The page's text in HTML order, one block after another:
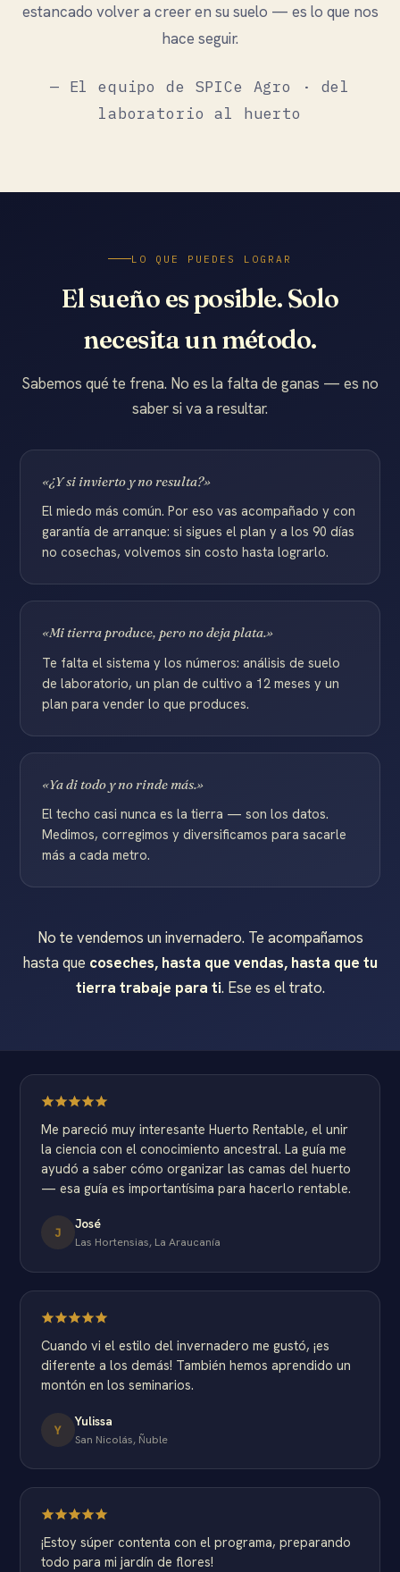
estancado volver a creer en su suelo — es lo que nos
hace seguir.
— El equipo de SPICe Agro · del
laboratorio al huerto
LO QUE PUEDES LOGRAR
El sueño es posible. Solo
necesita un método.
Sabemos qué te frena. No es la falta de ganas — es no
saber si va a resultar.
«¿Y si invierto y no resulta?»
El miedo más común. Por eso vas acompañado y con
garantía de arranque: si sigues el plan y a los 90 días
no cosechas, volvemos sin costo hasta lograrlo.
«Mi tierra produce, pero no deja plata.»
Te falta el sistema y los números: análisis de suelo
de laboratorio, un plan de cultivo a 12 meses y un
plan para vender lo que produces.
«Ya di todo y no rinde más.»
El techo casi nunca es la tierra — son los datos.
Medimos, corregimos y diversificamos para sacarle
más a cada metro.
No te vendemos un invernadero. Te acompañamos
hasta que coseches, hasta que vendas, hasta que tu
tierra trabaje para ti. Ese es el trato.
Me pareció muy interesante Huerto Rentable, el unir
la ciencia con el conocimiento ancestral. La guía me
ayudó a saber cómo organizar las camas del huerto
— esa guía es importantísima para hacerlo rentable.
J
José
Las Hortensias, La Araucanía
Cuando vi el estilo del invernadero me gustó, ¡es
diferente a los demás! También hemos aprendido un
montón en los seminarios.
Y
Yulissa
San Nicolás, Ñuble
¡Estoy súper contenta con el programa, preparando
todo para mi jardín de flores!